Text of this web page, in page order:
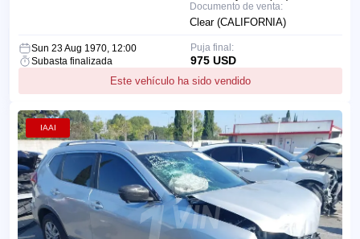
Documento de venta:
Clear (CALIFORNIA)
Sun 23 Aug 1970, 12:00
Subasta finalizada
Este vehículo ha sido vendido
Puja final:
975 USD
IAAI